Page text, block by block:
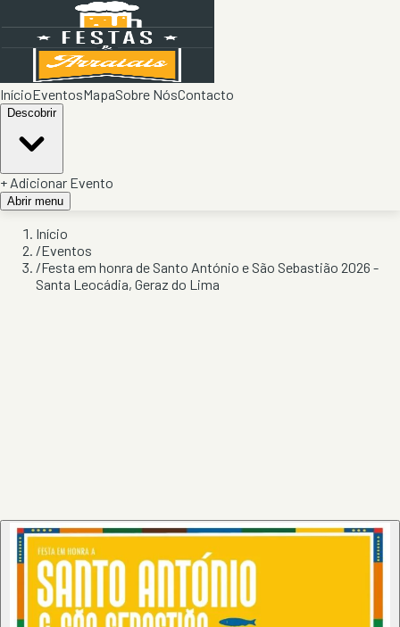
InícioEventosMapaSobre NósContacto
Descobrir
+ Adicionar Evento
Abrir menu
Início
/Eventos
/Festa em honra de Santo António e São Sebastião 2026 -
Santa Leocádia, Geraz do Lima